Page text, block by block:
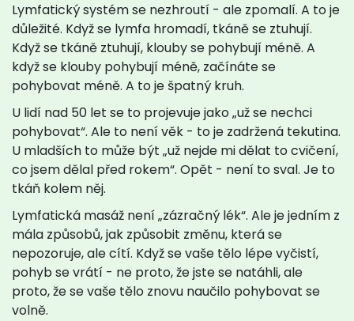
Lymfatický systém se nezhroutí - ale zpomalí. A to je
důležité. Když se lymfa hromadí, tkáně se ztuhují.
Když se tkáně ztuhují, klouby se pohybují méně. A
když se klouby pohybují méně, začínáte se
pohybovat méně. A to je špatný kruh.
U lidí nad 50 let se to projevuje jako „už se nechci
pohybovat“. Ale to není věk - to je zadržená tekutina.
U mladších to může být „už nejde mi dělat to cvičení,
co jsem dělal před rokem“. Opět - není to sval. Je to
tkáň kolem něj.
Lymfatická masáž není „zázračný lék“. Ale je jedním z
mála způsobů, jak způsobit změnu, která se
nepozoruje, ale cítí. Když se vaše tělo lépe vyčistí,
pohyb se vrátí - ne proto, že jste se natáhli, ale
proto, že se vaše tělo znovu naučilo pohybovat se
volně.